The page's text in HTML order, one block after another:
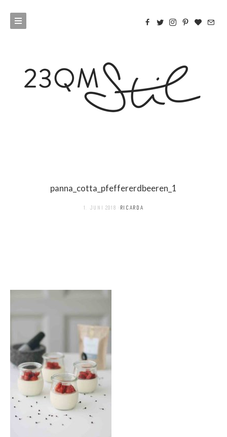
panna_cotta_pfeffererdbeeren_1
1. JUNI 2018 RICARDA